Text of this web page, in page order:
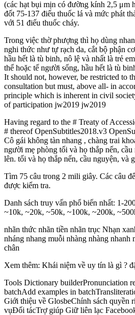
(các hạt bụi mịn có đường kính 2,5 μm
đốt 75-137 điếu thuốc lá và mức phát
với 51 điếu thuốc cháy.
Trong việc thờ phượng thì họ dùng
nghi thức như tự rạch da, cắt bộ phận
hầu hết là tù binh, nô lệ và nhất là trẻ
thể hoặc tế người sống, hầu hết là tù
It should not, however, be restricted to
consultation but must, above all- in
principle which is inherent in civil
of participation jw2019 jw2019
Having regard to the # Treaty of
# thereof OpenSubtitles2018.v3
Cô gái không tàn nhang , chàng trai
người mẹ phòng tối và họ thắp nến,
lên. tối và họ thắp nến, cầu nguyện, và
Tìm 75 câu trong 2 mili giây. Các câu
được kiểm tra.
Danh sách truy vấn phổ biến nhất: 1-
~10k, ~20k, ~50k, ~100k, ~200k,
nhãn thức nhãn tiền nhãn trục Nhạn
nháng nhang muỗi nhàng nhàng nhanh
chân
Xem thêm: Khái niệm về uy tín là gì ?
Tools Dictionary builderPronunciation
batchAdd examples in
Giới thiệu về GlosbeChính sách quyền
vụĐối tácTrợ giúp Giữ liên lạc